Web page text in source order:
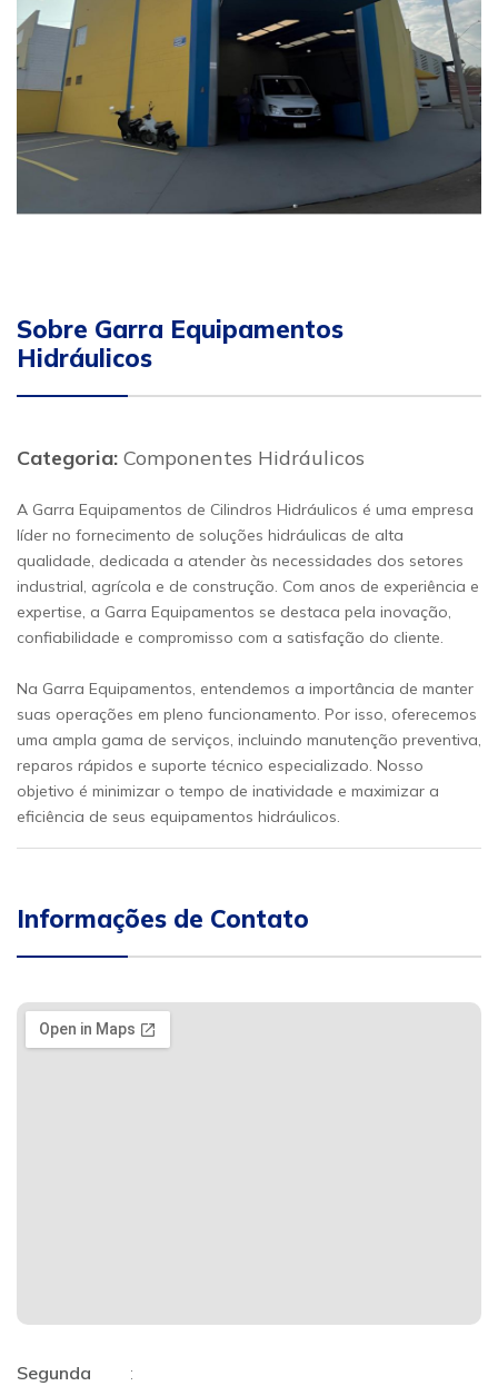
Sobre Garra Equipamentos
Hidráulicos
Categoria: Componentes Hidráulicos
A Garra Equipamentos de Cilindros Hidráulicos é uma empresa
líder no fornecimento de soluções hidráulicas de alta
qualidade, dedicada a atender às necessidades dos setores
industrial, agrícola e de construção. Com anos de experiência e
expertise, a Garra Equipamentos se destaca pela inovação,
confiabilidade e compromisso com a satisfação do cliente.
Na Garra Equipamentos, entendemos a importância de manter
suas operações em pleno funcionamento. Por isso, oferecemos
uma ampla gama de serviços, incluindo manutenção preventiva,
reparos rápidos e suporte técnico especializado. Nosso
objetivo é minimizar o tempo de inatividade e maximizar a
eficiência de seus equipamentos hidráulicos.
Informações de Contato
Segunda
: